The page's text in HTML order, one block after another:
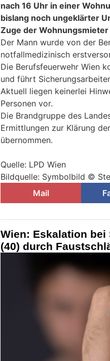
nach 16 Uhr in einer
bislang noch ungeklärter
Zuge der
Der Mann wurde von der
notfallmedizinisch
Die Berufsfeuerwehr Wien
und führt
Aktuell liegen keinerlei
Personen vor.
Die Brandgruppe des
Ermittlungen zur Klärung
übernommen.
Quelle: LPD Wien
Bildquelle: Symbolbild ©
Mail
Wien: Eskalation
(40) durch